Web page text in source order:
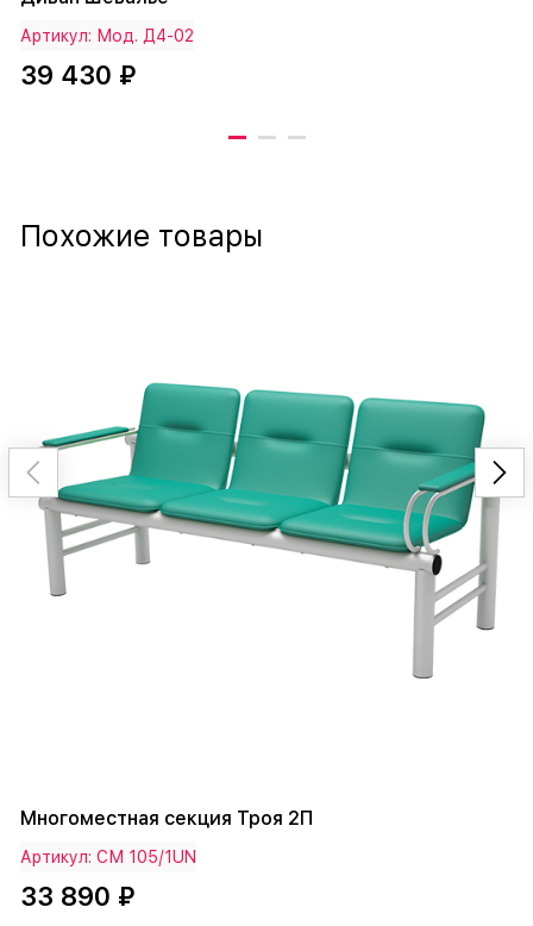
Артикул: Мод. Д4-02
39 430 ₽
Похожие товары
Многоместная секция Троя 2П
Артикул: СМ 105/1UN
33 890 ₽